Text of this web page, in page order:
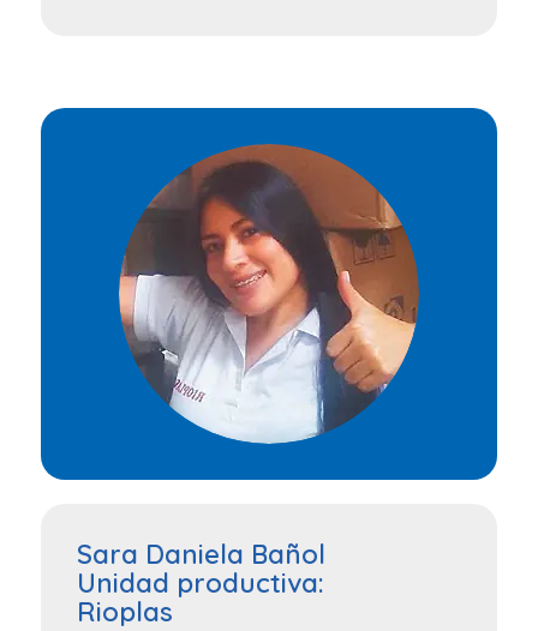
Sara Daniela Bañol
Unidad productiva:
Rioplas